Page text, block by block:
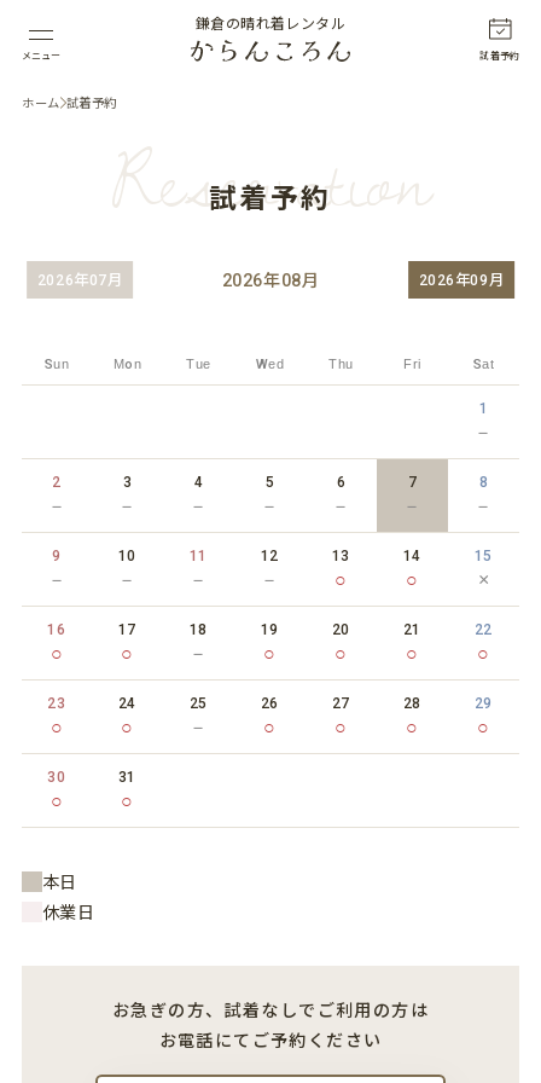
メニュー
鎌倉の晴れ着レンタル
試着予約
ホーム 試着予約
Reservation
試着予約
2026年08月
2026年07月 2026年09月
Sun Mon Tue Wed Thu Fri Sat
1
－
2
－
3
－
4
－
5
－
6
－
7
－
8
－
9
－
10
－
11
－
12
－
13
○
14
○
15
×
16
○
17
○
18
－
19
○
20
○
21
○
22
○
23
○
24
○
25
－
26
○
27
○
28
○
29
○
30
○
31
○
本日
休業日
お急ぎの方、試着なしでご利用の方は
お電話にてご予約ください